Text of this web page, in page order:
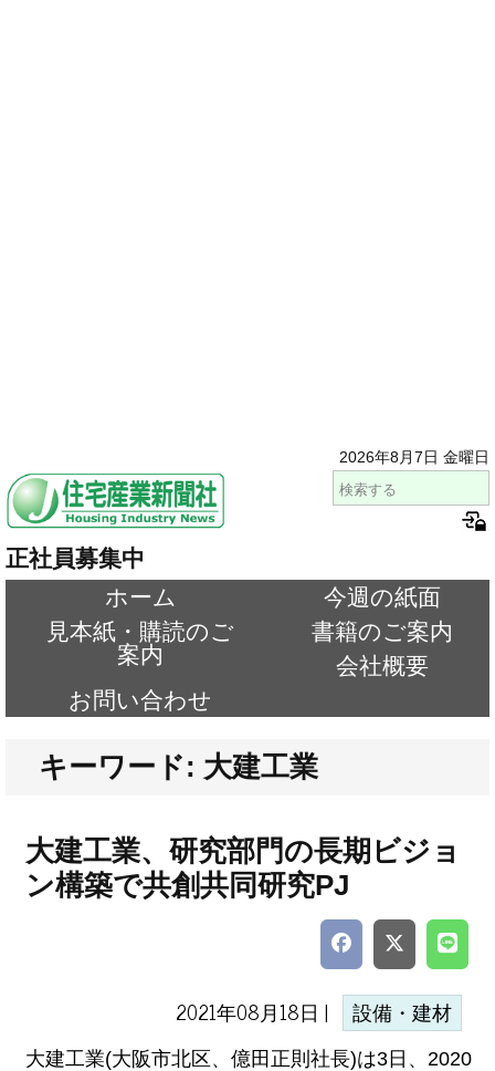
2026年8月7日 金曜日
正社員募集中
ホーム
今週の紙面
見本紙・購読のご
案内
書籍のご案内
会社概要
お問い合わせ
キーワード: 大建工業
大建工業、研究部門の長期ビジョ
ン構築で共創共同研究PJ
2021年08月18日 | 設備・建材
大建工業(大阪市北区、億田正則社長)は3日、2020